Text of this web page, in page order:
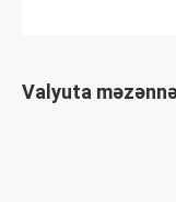
Valyuta